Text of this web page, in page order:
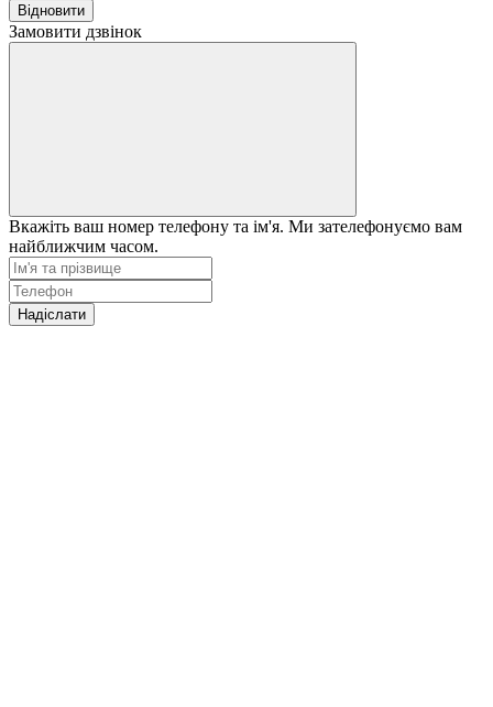
Відновити
Замовити дзвінок
Вкажіть ваш номер телефону та ім'я. Ми зателефонуємо вам
найближчим часом.
Надіслати